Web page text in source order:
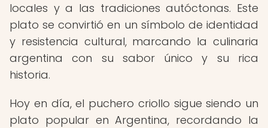
locales y a las tradiciones autóctonas. Este
plato se convirtió en un símbolo de identidad
y resistencia cultural, marcando la culinaria
argentina con su sabor único y su rica
historia.
Hoy en día, el puchero criollo sigue siendo un
plato popular en Argentina, recordando la